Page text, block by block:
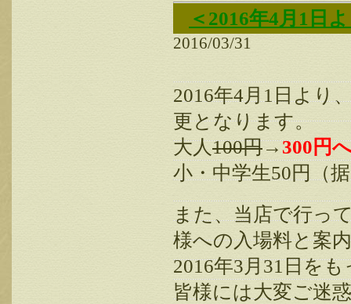
＜2016年4月1日
2016/03/31
2016年4月1日より
更となります。
大人100円→300円
小・中学生50円（
また、当店で行っ
様への入場料と案
2016年3月31日を
皆様には大変ご迷